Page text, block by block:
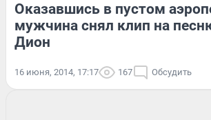
Оказавшись в пустом
мужчина снял клип на
Дион
16 июня, 2014, 17:17 167 Обсудить